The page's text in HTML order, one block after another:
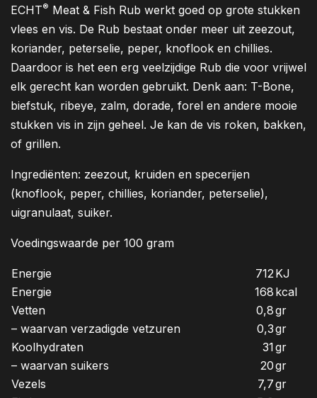
ECHT® Meat & Fish Rub werkt goed op grote stukken
vlees en vis. De Rub bestaat onder meer uit zeezout,
koriander, peterselie, peper, knoflook en chillies.
Daardoor is het een erg veelzijdige Rub die voor vrijwel
elk gerecht kan worden gebruikt. Denk aan: T-Bone,
biefstuk, ribeye, zalm, dorade, forel en andere mooie
stukken vis in zijn geheel. Je kan de vis roken, bakken,
of grillen.
Ingrediënten: zeezout, kruiden en specerijen
(knoflook, peper, chillies, koriander, peterselie),
uigranulaat, suiker.
Voedingswaarde per 100 gram
Energie 712 KJ
Energie
168 kcal
Vetten
0,8gr
– waarvan verzadigde vetzuren
0,3gr
Koolhydraten
31gr
– waarvan suikers
20gr
Vezels
7,7gr